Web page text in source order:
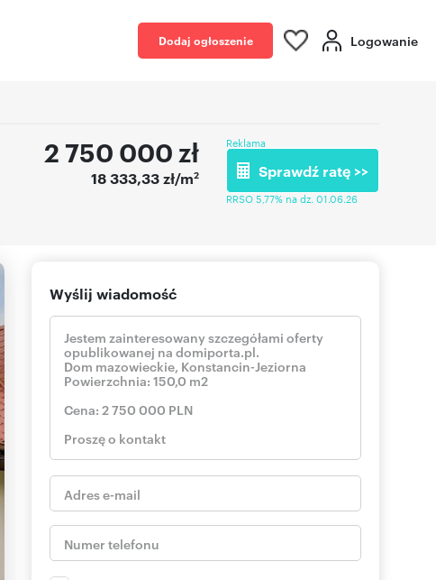
Dodaj ogłoszenie Logowanie
2 750 000 zł
18 333,33 zł/m2
Reklama
Sprawdź ratę >>
RRSO 5,77% na dz. 01.06.26
Wyślij wiadomość